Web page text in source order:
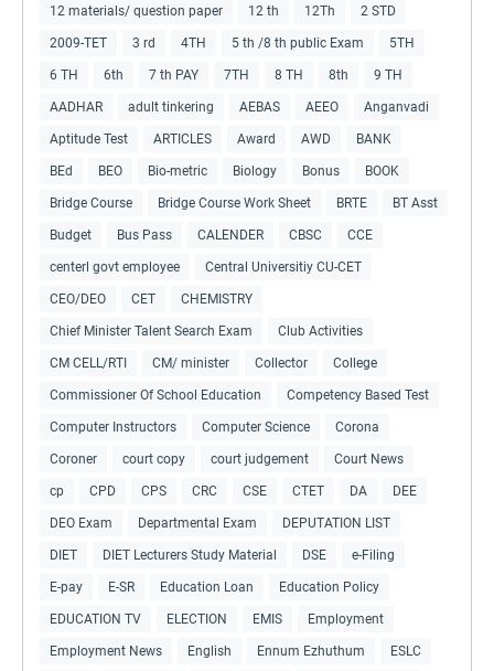
12 materials/ question paper 12 th 12Th 2 STD
2009-TET 3 rd 4TH 5 th /8 th public Exam 5TH
6 TH 6th 7 th PAY 7TH 8 TH 8th 9 TH
AADHAR adult tinkering AEBAS AEEO Anganvadi
Aptitude Test ARTICLES Award AWD BANK
BEd BEO Bio-metric Biology Bonus BOOK
Bridge Course Bridge Course Work Sheet BRTE BT Asst
Budget Bus Pass CALENDER CBSC CCE
centerl govt employee Central Universitiy CU-CET
CEO/DEO CET CHEMISTRY
Chief Minister Talent Search Exam Club Activities
CM CELL/RTI CM/ minister Collector College
Commissioner Of School Education Competency Based Test
Computer Instructors Computer Science Corona
Coroner court copy court judgement Court News
cp CPD CPS CRC CSE CTET DA DEE
DEO Exam Departmental Exam DEPUTATION LIST
DIET DIET Lecturers Study Material DSE e-Filing
E-pay E-SR Education Loan Education Policy
EDUCATION TV ELECTION EMIS Employment
Employment News English Ennum Ezhuthum ESLC